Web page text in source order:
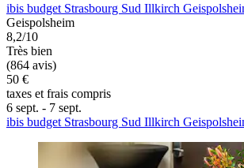
ibis budget Strasbourg Sud Illkirch
Geispolsheim
8,2/10
Très bien
(864 avis)
50 €
taxes et frais compris
6 sept. - 7 sept.
ibis budget Strasbourg Sud Illkirch